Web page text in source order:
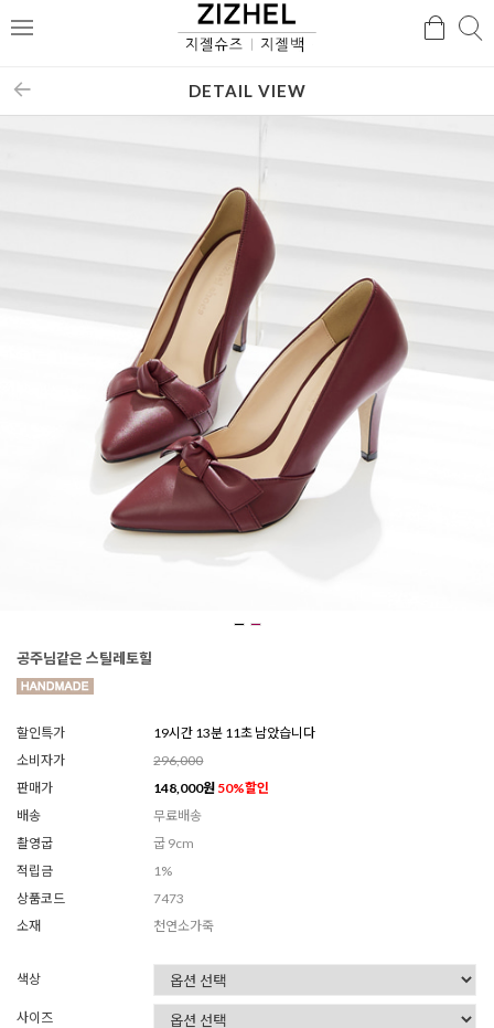
메
검
DETAIL VIEW
공주님같은 스틸레토힐
할인특가
19시간 13분 09초 남았습니다
소비자가
296,000
판매가
148,000원 50%할인
배송
무료배송
촬영굽
굽 9cm
적립금
1%
상품코드
7473
소재
천연소가죽
색상
사이즈